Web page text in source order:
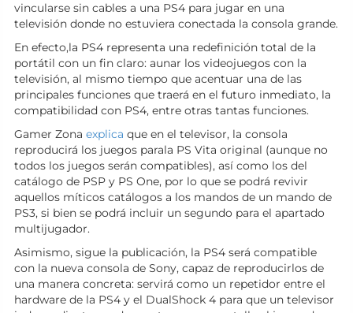
vincularse sin cables a una PS4 para jugar en una
televisión donde no estuviera conectada la consola grande.
En efecto,la PS4 representa una redefinición total de la
portátil con un fin claro: aunar los videojuegos con la
televisión, al mismo tiempo que acentuar una de las
principales funciones que traerá en el futuro inmediato, la
compatibilidad con PS4, entre otras tantas funciones.
Gamer Zona explica que en el televisor, la consola
reproducirá los juegos parala PS Vita original (aunque no
todos los juegos serán compatibles), así como los del
catálogo de PSP y PS One, por lo que se podrá revivir
aquellos míticos catálogos a los mandos de un mando de
PS3, si bien se podrá incluir un segundo para el apartado
multijugador.
Asimismo, sigue la publicación, la PS4 será compatible
con la nueva consola de Sony, capaz de reproducirlos de
una manera concreta: servirá como un repetidor entre el
hardware de la PS4 y el DualShock 4 para que un televisor